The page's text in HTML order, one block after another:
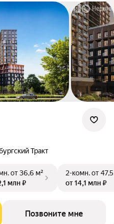
Тракт
от 36,6 м²
млн ₽
2-комн.от
от 14,1 млн ₽
Позвоните мне